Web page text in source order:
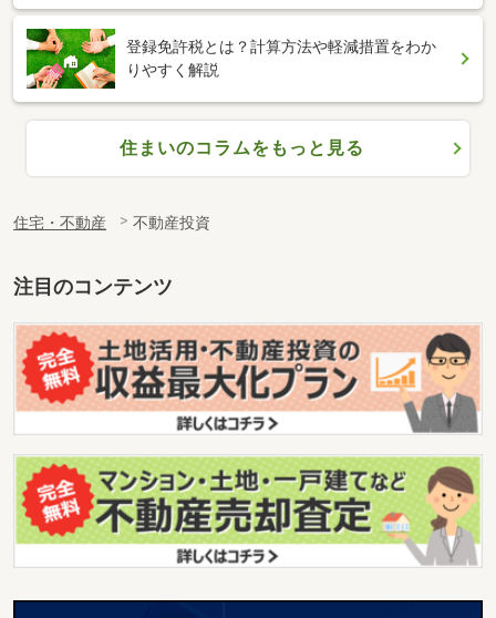
登録免許税とは？計算方法や軽減措置をわか
りやすく解説
住まいのコラムをもっと見る
住宅・不動産 不動産投資
注目のコンテンツ